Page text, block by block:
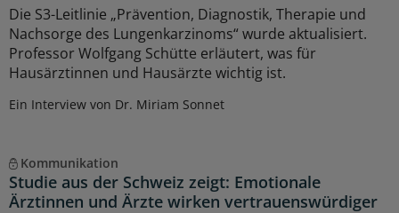
Die S3-Leitlinie „Prävention, Diagnostik, Therapie und
Nachsorge des Lungenkarzinoms“ wurde aktualisiert.
Professor Wolfgang Schütte erläutert, was für
Hausärztinnen und Hausärzte wichtig ist.
Ein Interview von Dr. Miriam Sonnet
Kommunikation
Studie aus der Schweiz zeigt: Emotionale
Ärztinnen und Ärzte wirken vertrauenswürdiger